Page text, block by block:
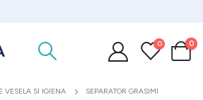
0 0
VESELA SI IGIENA SEPARATOR GRASIMI